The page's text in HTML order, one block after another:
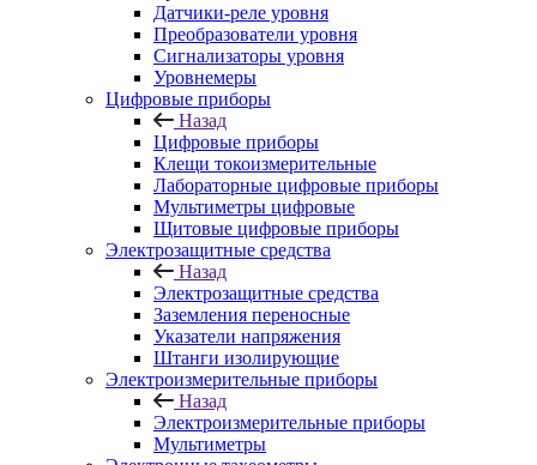
Датчики-реле уровня
Преобразователи уровня
Сигнализаторы уровня
Уровнемеры
Цифровые приборы
Назад
Цифровые приборы
Клещи токоизмерительные
Лабораторные цифровые приборы
Мультиметры цифровые
Щитовые цифровые приборы
Электрозащитные средства
Назад
Электрозащитные средства
Заземления переносные
Указатели напряжения
Штанги изолирующие
Электроизмерительные приборы
Назад
Электроизмерительные приборы
Мультиметры